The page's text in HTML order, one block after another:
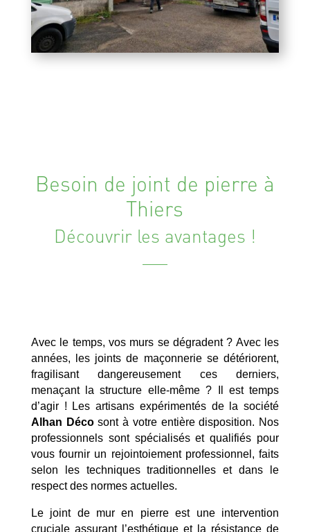
Besoin de joint de pierre à
Thiers
Découvrir les avantages !
Avec le temps, vos murs se dégradent ? Avec les
années, les joints de maçonnerie se détériorent,
fragilisant dangereusement ces derniers,
menaçant la structure elle-même ? Il est temps
d’agir ! Les artisans expérimentés de la société
Alhan Décosont à votre entière disposition. Nos
professionnels sont spécialisés et qualifiés pour
vous fournir un rejointoiement professionnel, faits
selon les techniques traditionnelles et dans le
respect des normes actuelles.
Le joint de mur en pierre est une intervention
cruciale assurant l’esthétique et la résistance de